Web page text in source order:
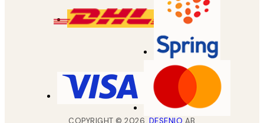
COPYRIGHT ©2026, DESENIO AB